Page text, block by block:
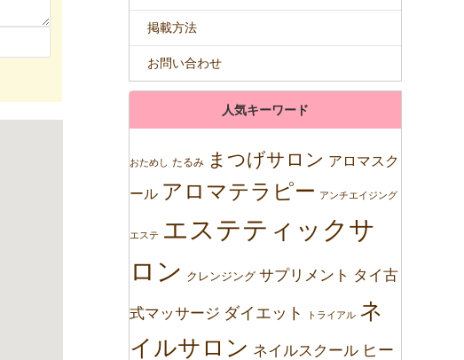
掲載方法
お問い合わせ
人気キーワード
おためし たるみ まつげサロン アロマスク
ール アロマテラピー アンチエイジング
エステ エステティックサ
ロン クレンジング サプリメント タイ古
式マッサージ ダイエット トライアル ネ
イルサロン ネイルスクール ヒー